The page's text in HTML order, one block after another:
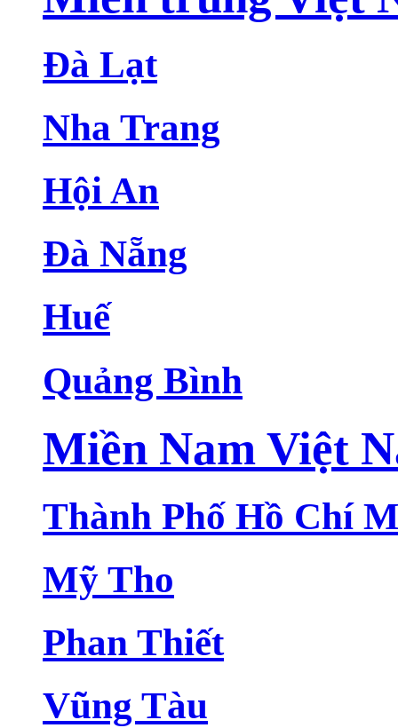
Đà Lạt
Nha Trang
Hội An
Đà Nẵng
Huế
Quảng Bình
Miền Nam Việt
Thành Phố Hồ Chí
Mỹ Tho
Phan Thiết
Vũng Tàu